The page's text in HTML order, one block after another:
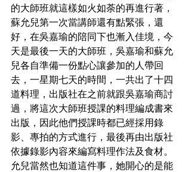
的大師班就這樣如火如荼的再進行著，
蘇允兒第一次當講師還有點緊張，還
好，在吳嘉瑜的陪同下也漸入佳境，今
天是最後一天的大師班，吳嘉瑜和蘇允
兒各自準備一份點心讓參加的人帶回
去，一星期七天的時間，一共出了十四
道料理，出版社在之前就跟吳嘉瑜商討
過，將這次大師班授課的料理編成書來
出版，因此他們授課時都已經採用錄
影、專拍的方式進行，最後再由出版社
依據錄影內容來編寫料理作法及食材。
允兒當然也知道這件事，她開心的是能